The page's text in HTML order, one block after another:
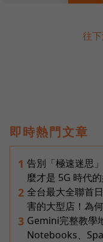
往
即時熱門文章
1 告別「極速迷思
麼才是 5G 時代
2 全台最大全聯首
害的大型店！為
3 Gemini完整教學
Notebooks、